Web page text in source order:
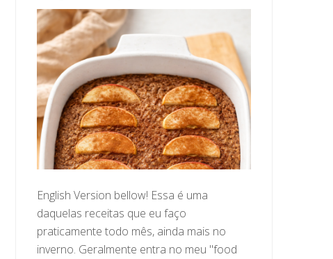
English Version bellow! Essa é uma
daquelas receitas que eu faço
praticamente todo mês, ainda mais no
inverno. Geralmente entra no meu "food